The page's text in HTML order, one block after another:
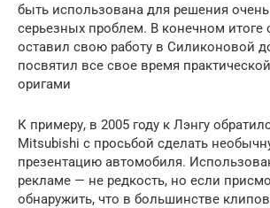
быть использована для решения
серьезных проблем. В конечном итоге
оставил свою работу в Силиконовой
посвятил все свое время
оригами
К примеру, в 2005 году к Лэнгу
Mitsubishi с просьбой сделать
презентацию автомобиля.
рекламе — не редкость, но если
обнаружить, что в большинстве